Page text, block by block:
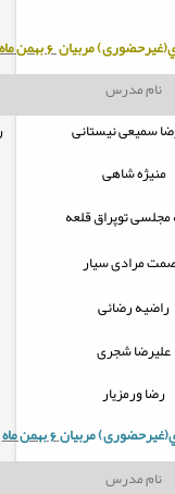
مربيان6 بهمن ماه
نام مدرس
سمیعی نیستانی
منیژه شاهی
توپراق قلعه
مرادی سیار
راضیه رضائی
علیرضا شجری
رضا ورمزیار
مربيان6 بهمن ماه
نام مدرس